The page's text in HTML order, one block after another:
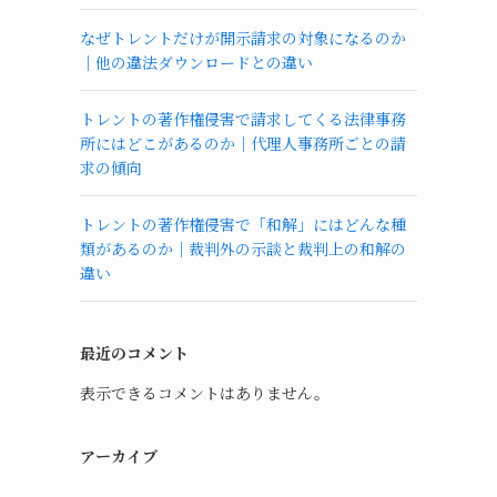
なぜトレントだけが開示請求の対象になるのか
｜他の違法ダウンロードとの違い
トレントの著作権侵害で請求してくる法律事務
所にはどこがあるのか｜代理人事務所ごとの請
求の傾向
トレントの著作権侵害で「和解」にはどんな種
類があるのか｜裁判外の示談と裁判上の和解の
違い
最近のコメント
表示できるコメントはありません。
アーカイブ